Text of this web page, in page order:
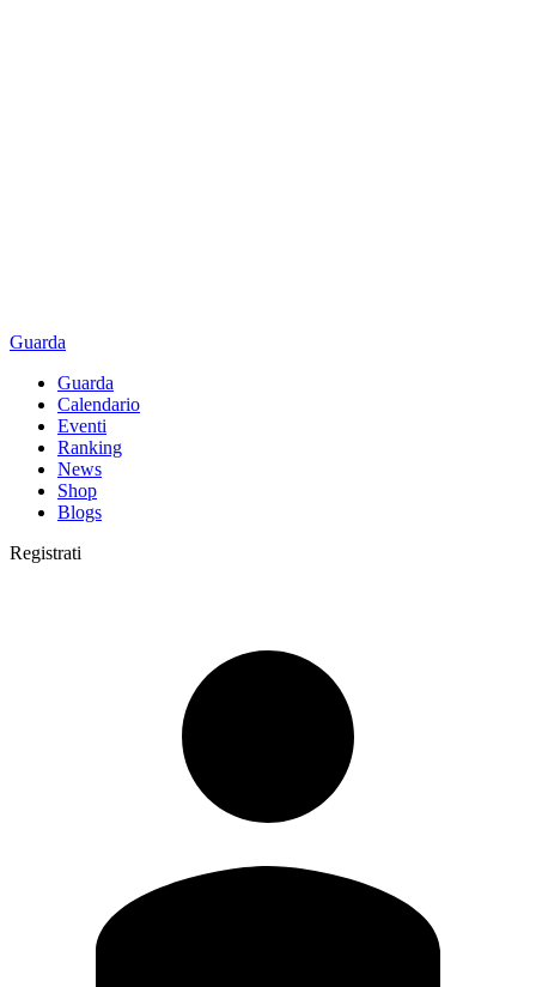
Guarda
Guarda
Calendario
Eventi
Ranking
News
Shop
Blogs
Registrati